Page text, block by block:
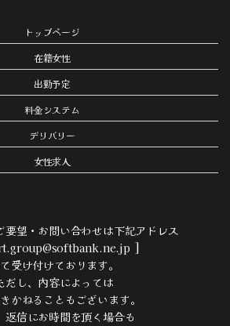
トップページ
在籍女性
出勤予定
料金システム
デリバリー
女性求人
要望・お問い合わせは下記アドレス
]
受け付けております。
だし、内容によっては
かねることもございます。
返信にお時間を頂く場合も